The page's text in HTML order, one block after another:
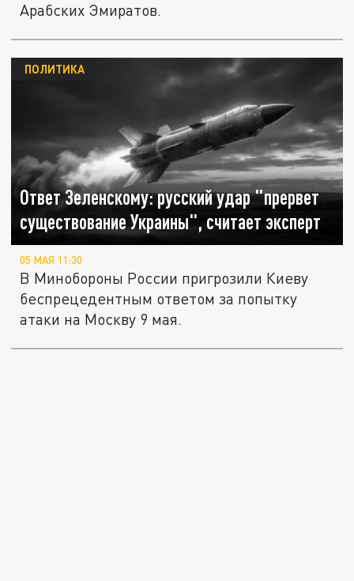
Арабских Эмиратов.
Ответ Зеленскому: русский удар "прервет
существование Украины", считает эксперт
ПОЛИТИКА
05 МАЯ 11:30
В Минобороны России пригрозили Киеву
беспрецедентным ответом за попытку
атаки на Москву 9 мая.